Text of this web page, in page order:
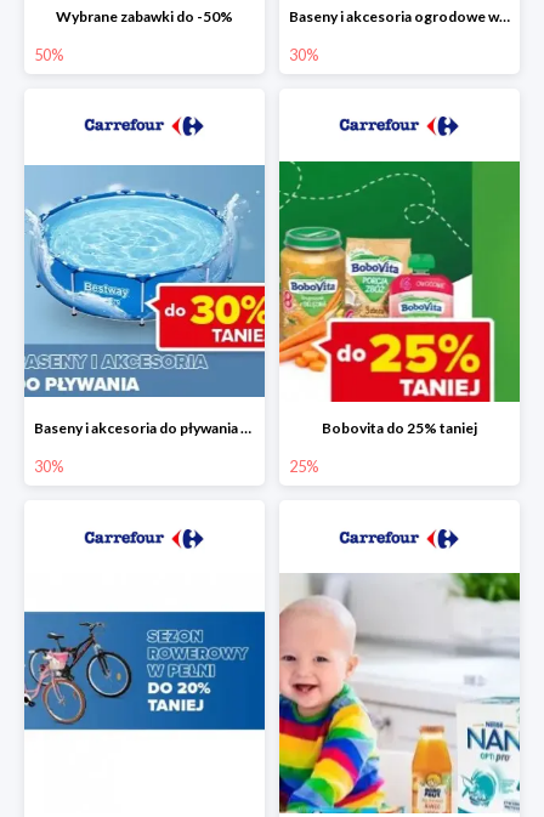
Wybrane zabawki do -50%
50%
Baseny i akcesoria ogrodowe w Carrefour do -30%
30%
Baseny i akcesoria do pływania do -30%
30%
Bobovita do 25% taniej
25%